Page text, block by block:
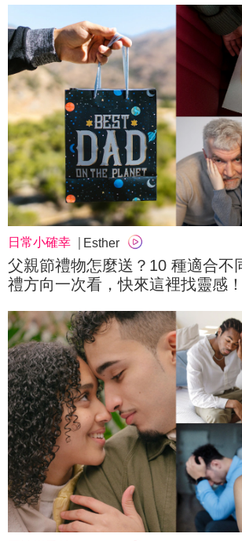
日常小確幸 Esther
父親節禮物怎麼送？10 種適合不
禮方向一次看，快來這裡找靈感！